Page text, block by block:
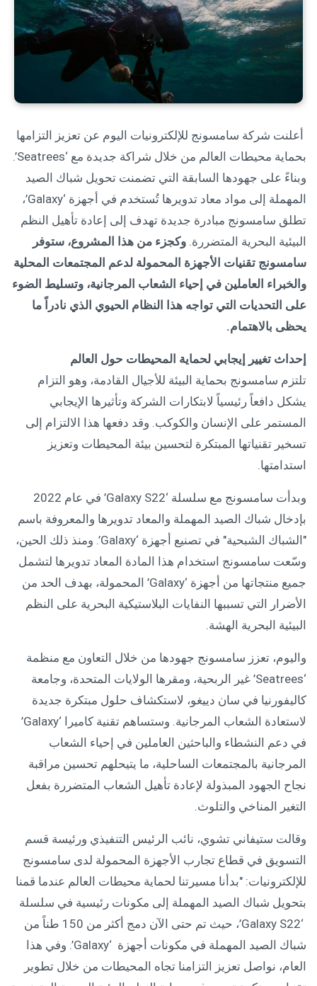
أعلنت شركة سامسونج للإلكترونيات اليوم عن تعزيز التزامها
بحماية محيطات العالم من خلال شراكة جديدة مع ‘Seatrees’.
وبناءً على جهودها السابقة التي تضمنت تحويل شباك الصيد
المهملة إلى مواد معاد تدويرها تُستخدم في أجهزة ‘Galaxy’،
تطلق سامسونج مبادرة جديدة تهدف إلى إعادة تأهيل النظم
البيئية البحرية المتضررة. وكجزء من هذا المشروع، ستوفر
سامسونج تقنيات الأجهزة المحمولة لدعم المجتمعات المحلية
والخبراء العاملين في إحياء الشعاب المرجانية، وتسليط الضوء
على التحديات التي تواجه هذا النظام الحيوي الذي نادراً ما
يحظى بالاهتمام.
إحداث تغيير إيجابي لحماية المحيطات حول العالم
تلتزم سامسونج بحماية البيئة للأجيال القادمة، وهو التزام
يشكل دافعاً رئيسياً لابتكارات الشركة وتأثيرها الإيجابي
المستمر على الإنسان والكوكب. وقد دفعها هذا الالتزام إلى
تسخير تقنياتها المبتكرة لتحسين بيئة المحيطات وتعزيز
استدامتها.
وبدأت سامسونج مع سلسلة ‘Galaxy S22’ في عام 2022
بإدخال شباك الصيد المهملة والمعاد تدويرها والمعروفة باسم
"الشباك الشبحية" في تصنيع أجهزة ‘Galaxy’. ومنذ ذلك الحين،
وسّعت سامسونج استخدام هذا المادة المعاد تدويرها لتشمل
جميع منتجاتها من أجهزة ‘Galaxy’ المحمولة، بهدف الحد من
الأضرار التي تسببها النفايات البلاستيكية البحرية على النظم
البيئية البحرية الهشة.
واليوم، تعزز سامسونج جهودها من خلال التعاون مع منظمة
‘Seatrees’ غير الربحية، ومقرها الولايات المتحدة، وجامعة
كاليفورنيا في سان دييغو، لاستكشاف حلول مبتكرة جديدة
لاستعادة الشعاب المرجانية. وستساهم تقنية كاميرا ‘Galaxy’
في دعم النشطاء والباحثين العاملين في إحياء الشعاب
المرجانية بالمجتمعات الساحلية، ما يتيحلهم تحسين مراقبة
نجاح الجهود المبذولة لإعادة تأهيل الشعاب المتضررة بفعل
التغير المناخي والتلوث.
وقالت ستيفاني تشوي، نائب الرئيس التنفيذي ورئيسة قسم
التسويق في قطاع تجارب الأجهزة المحمولة لدى سامسونج
للإلكترونيات: "بدأنا مسيرتنا لحماية محيطات العالم عندما قمنا
بتحويل شباك الصيد المهملة إلى مكونات رئيسية في سلسلة
‘Galaxy S22’، حيث تم حتى الآن دمج أكثر من 150 طناً من
شباك الصيد المهملة في مكونات أجهزة ‘Galaxy’. وفي هذا
العام، نواصل تعزيز التزامنا تجاه المحيطات من خلال تطوير